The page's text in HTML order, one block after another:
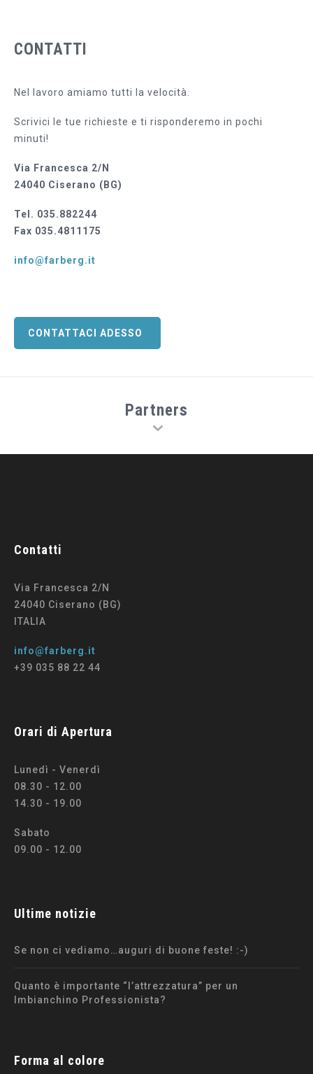
CONTATTI
Nel lavoro amiamo tutti la velocità.
Scrivici le tue richieste e ti risponderemo in pochi
minuti!
Via Francesca 2/N
24040 Ciserano (BG)
Tel. 035.882244
Fax 035.4811175
info@farberg.it
CONTATTACI ADESSO
Partners
Contatti
Via Francesca 2/N
24040 Ciserano (BG)
ITALIA
info@farberg.it
+39 035 88 22 44
Orari di Apertura
Lunedì - Venerdì
08.30 - 12.00
14.30 - 19.00
Sabato
09.00 - 12.00
Ultime notizie
Se non ci vediamo…auguri di buone feste! :-)
Quanto è importante “l’attrezzatura” per un
Imbianchino Professionista?
Forma al colore